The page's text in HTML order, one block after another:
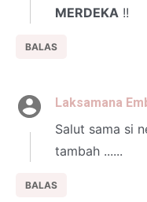
MERDEKA !!
BALAS
Laksamana
Salut sama si
tambah ......
BALAS